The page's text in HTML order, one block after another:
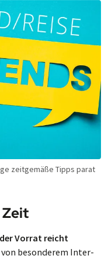
Zeit
Vor­rat reicht
be­son­de­rem In­ter­
zeit­ge­mä­ße Tipps parat